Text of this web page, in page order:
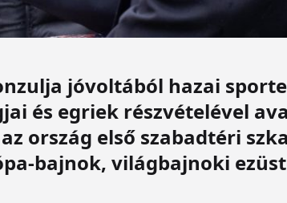
jóvoltából hazai
és egriek részvételével
ország első szabadtéri
bajnok, világbajnoki